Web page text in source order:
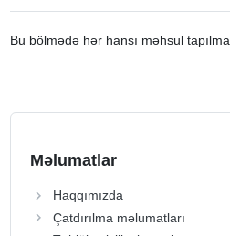
Bu bölmədə hər hansı məhsul
Məlumatlar
Haqqımızda
Çatdırılma məlumatları